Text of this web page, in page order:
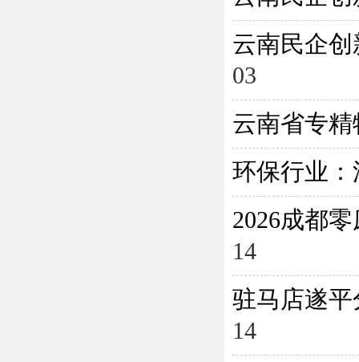
云南民企
03
云南省专
环保行业
2026成都
14
驻马店遂平
14